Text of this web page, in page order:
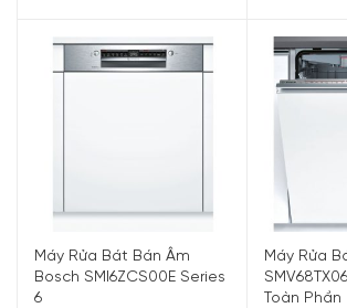
Máy Rửa Bát Bán Âm
Bosch SMI6ZCS00E Series
6
Máy Rửa
Toàn Phần